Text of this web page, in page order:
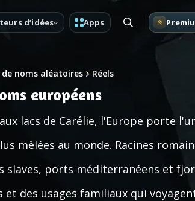
d’idées Apps
noms aléatoires Réels
européens
lacs de Carélie, l'Europe porte
mêlées au monde. Racines
slaves, ports méditerranéens et
et des usages familiaux qui